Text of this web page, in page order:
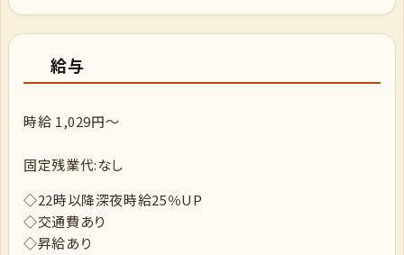
給与
時給 1,029円～
固定残業代:なし
◇22時以降深夜時給25％UP
◇交通費あり
◇昇給あり